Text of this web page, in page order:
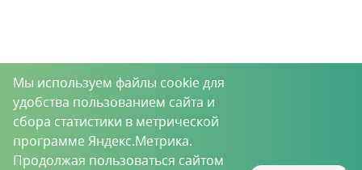
Мы используем файлы cookie для
удобства пользованием сайта и
сбора статистики в метрической
программе Яндекс.Метрика.
Продолжая пользоваться сайтом